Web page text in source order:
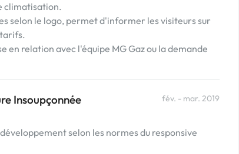
climatisation.
selon le logo, permet d'informer les visiteurs sur
en relation avec l'équipe MG Gaz ou la demande
Insoupçonnée fév. - mar. 2019
selon les normes du responsive